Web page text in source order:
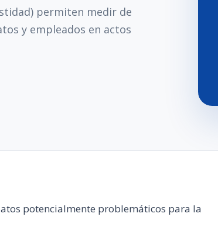
permiten medir de
y empleados en actos
potencialmente problemáticos para la